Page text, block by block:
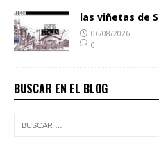
las viñetas de
06/08/2026
0
BUSCAR EN EL BLOG